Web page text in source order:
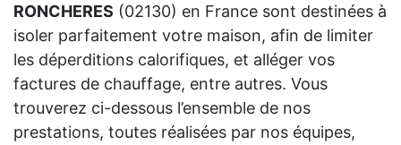
RONCHERES (02130) en France sont destinées à
isoler parfaitement votre maison, afin de limiter
les déperditions calorifiques, et alléger vos
factures de chauffage, entre autres. Vous
trouverez ci-dessous l’ensemble de nos
prestations, toutes réalisées par nos équipes,